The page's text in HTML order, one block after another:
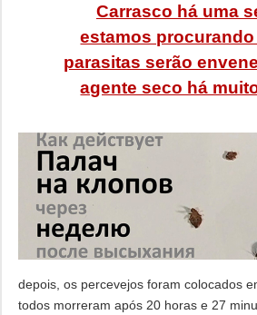
Carrasco há uma
estamos
parasitas serão
agente seco há
depois, os percevejos foram colocados
todos morreram após 20 horas e 27